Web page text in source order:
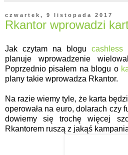
czwartek, 9 listopada 2017
Rkantor wprowadzi
Jak czytam na blogu cashless
planuje wprowadzenie
Poprzednio pisałem na blogu o
plany takie wprowadza Rkantor.
Na razie wiemy tyle, że karta
operowała na euro, dolarach czy
dowiemy się trochę więcej
Rkantorem ruszą z jakąś